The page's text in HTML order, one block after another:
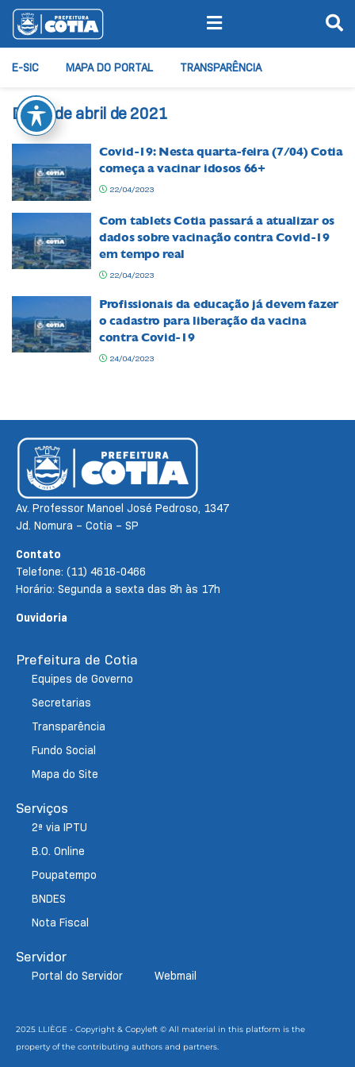
E-SIC MAPA DO PORTAL TRANSPARÊNCIA
Dia:6 de abril de 2021
Covid-19: Nesta quarta-feira (7/04) Cotia
começa a vacinar idosos 66+
22/04/2023
Com tablets Cotia passará a atualizar os
dados sobre vacinação contra Covid-19
em tempo real
22/04/2023
Profissionais da educação já devem fazer
o cadastro para liberação da vacina
contra Covid-19
24/04/2023
Av. Professor Manoel José Pedroso, 1347
Jd. Nomura – Cotia – SP
Contato
Telefone: (11) 4616-0466
Horário: Segunda a sexta das 8h às 17h
Ouvidoria
Prefeitura de Cotia
Equipes de Governo
Secretarias
Transparência
Fundo Social
Mapa do Site
Serviços
2ª via IPTU
B.O. Online
Poupatempo
BNDES
Nota Fiscal
Servidor
Portal do Servidor Webmail
2025 LLIÈGE - Copyright & Copyleft © All material in this platform is the
property of the contributing authors and partners.